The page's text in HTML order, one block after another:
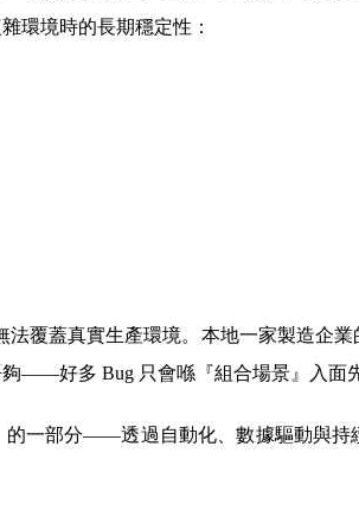
環境時的長期穩定性：
法覆蓋真實生產環境。本地一家製造企
——好多 Bug 只會喺『組合場景』入面
的一部分——透過自動化、數據驅動與持